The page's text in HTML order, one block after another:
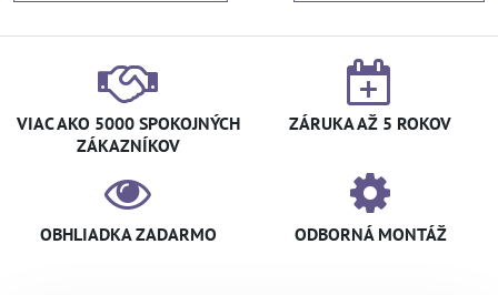
VIAC AKO 5000 SPOKOJNÝCH
ZÁKAZNÍKOV
ZÁRUKA AŽ 5 ROKOV
OBHLIADKA ZADARMO ODBORNÁ MONTÁŽ